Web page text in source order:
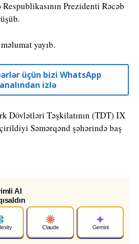
Prezidenti Rəcəb
yayıb.
üçün bizi WhatsApp
izlə
Dövlətləri Təşkilatının (TDT) IX
Səmərqənd şəhərində baş
AI
Claude Gemini